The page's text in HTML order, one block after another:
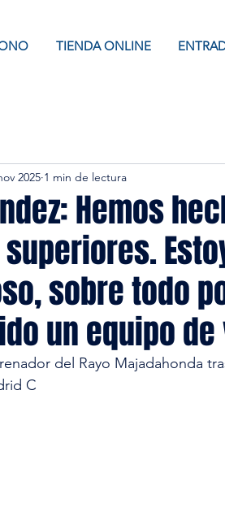
TIENDA ONLINE
Hemos
sobre todo
un equipo
2025 1 min de lectura
del Rayo Majadahonda
C